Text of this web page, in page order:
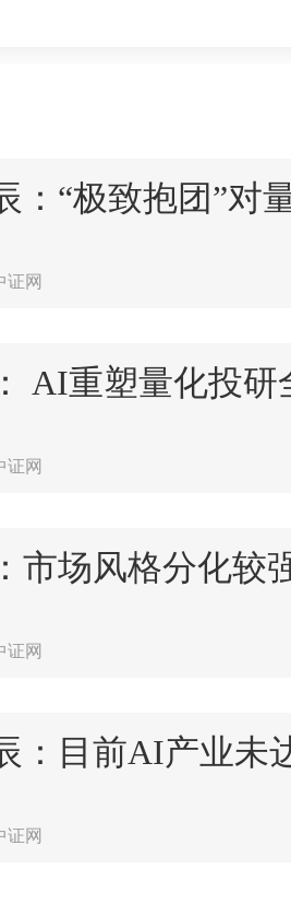
：“极致抱团”对
证网
AI重塑量化投研
证网
市场风格分化较
证网
：目前AI产业未
证网